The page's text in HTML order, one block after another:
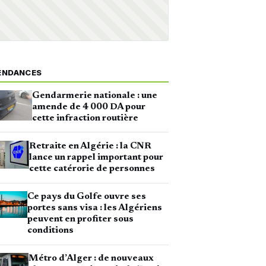
Gendarmerie nationale : une
amende de 4 000 DA pour
cette infraction routière
Retraite en Algérie : la CNR
lance un rappel important pour
cette catérorie de personnes
Ce pays du Golfe ouvre ses
portes sans visa : les Algériens
peuvent en profiter sous
conditions
Métro d’Alger : de nouveaux